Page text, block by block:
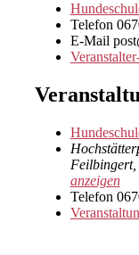
Telefon
E-Mail
Feilbingert,
anzeigen
Telefon